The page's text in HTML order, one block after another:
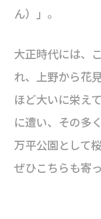
ん）」。
大正時代には、
れ、上野から花
ほど大いに栄え
に遭い、その多
万平公園として
ぜひこちらも寄